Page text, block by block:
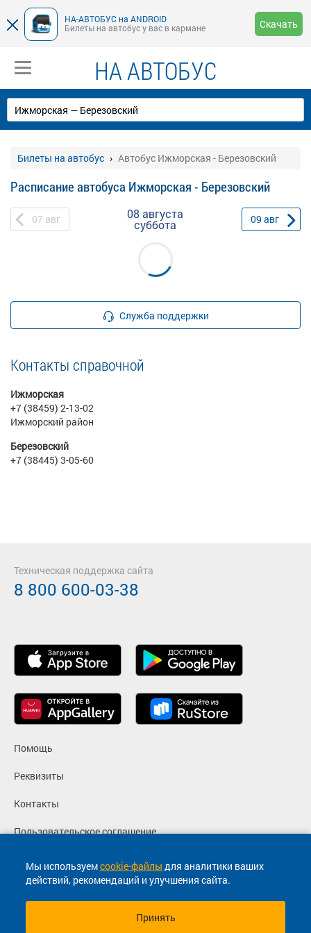
НА-АВТОБУС на ANDROID
Билеты на автобус у вас в кармане
Скачать
НА АВТОБУС
Билеты на автобус Автобус Ижморская - Березовский
Расписание автобуса Ижморская - Березовский
07 авг 08 августа
суббота 09 авг
Служба поддержки
Контакты справочной
Ижморская
+7 (38459) 2-13-02
Ижморский район
Березовский
+7 (38445) 3-05-60
Мы используемcookie-файлы для аналитики ваших
действий, рекомендаций и улучшения сайта.
Принять
Помощь
Реквизиты
Контакты
Пользовательское соглашение
Политика конфиденциальности
Согласие на маркетинговые сообщения
Техническая поддержка сайта
8 800 600-03-38
© 2013-2026, ООО "Капитал"- Онлайн сервис продажи